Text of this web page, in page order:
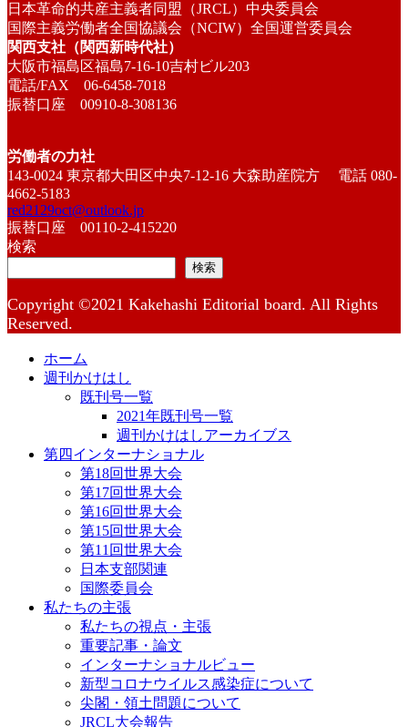
日本革命的共産主義者同盟（JRCL）中央委員会
国際主義労働者全国協議会（NCIW）全国運営委員会
関西支社（関西新時代社）
大阪市福島区福島7-16-10吉村ビル203
電話/FAX 06-6458-7018
振替口座 00910-8-308136
労働者の力社
143-0024 東京都大田区中央7-12-16 大森助産院方 電話 080-
4662-5183
red2129oct@outlook.jp
振替口座 00110-2-415220
検索
検索
Copyright ©2021 Kakehashi Editorial board. All Rights
Reserved.
ホーム
週刊かけはし
既刊号一覧
2021年既刊号一覧
週刊かけはしアーカイブス
第四インターナショナル
第18回世界大会
第17回世界大会
第16回世界大会
第15回世界大会
第11回世界大会
日本支部関連
国際委員会
私たちの主張
私たちの視点・主張
重要記事・論文
インターナショナルビュー
新型コロナウイルス感染症について
尖閣・領土問題について
JRCL大会報告